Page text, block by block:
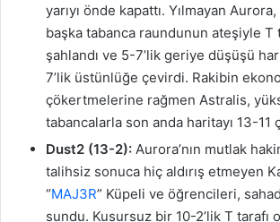
yarıyı önde kapattı. Yılmayan Aurora,
başka tabanca raundunun ateşiyle T
şahlandı ve 5-7’lik geriye düşüşü
7’lik üstünlüğe çevirdi. Rakibin
çökertmelerine rağmen Astralis,
tabancalarla son anda haritayı 13-11
Dust2 (13-2): Aurora’nın mutlak
talihsiz sonuca hiç aldırış etmeyen
“MAJ3R” Küpeli ve öğrencileri,
sundu. Kusursuz bir 10-2’lik T tarafı